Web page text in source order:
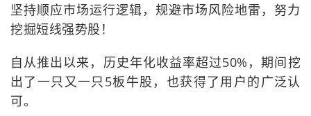
坚持顺应市场运行逻辑，规避市场风险地雷，努力
挖掘短线强势股！
自从推出以来，历史年化收益率超过50%，期间挖
出了一只又一只5板牛股，也获得了用户的广泛认
可。